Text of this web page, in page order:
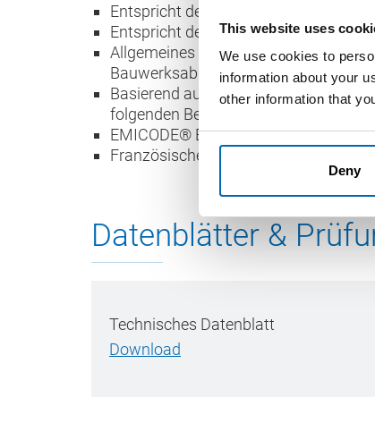
This website uses
We use cookies to
information about your
other information that
Deny
Entspricht den
Entspricht den
Allgemeines bauaufsichtliches
Bauwerksabdichtung
Basierend auf den Prüfungen zur
folgenden Beanspruchungsklassen
EMICODE® EC 1 Plus - sehr
Französische VOC-Emissionsklasse A+
Datenblätter &
Technisches Datenblatt
Download